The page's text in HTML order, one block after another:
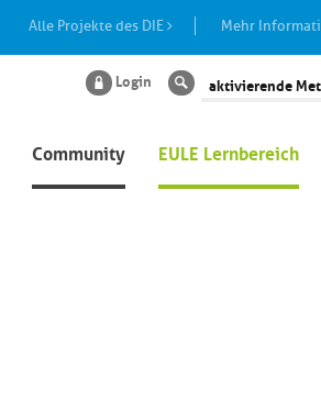
Alle Projekte des DIE Mehr
Community EULE Lernbereich
Login Suche